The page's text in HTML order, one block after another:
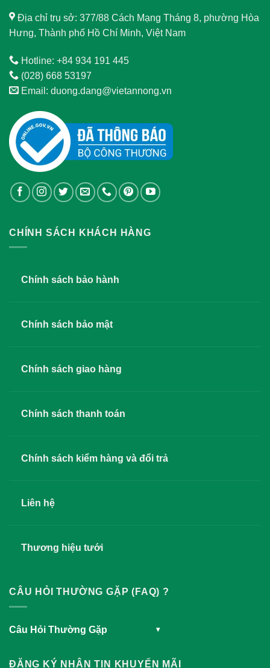
Địa chỉ trụ sở: 377/88 Cách Mạng Tháng 8, phường Hòa
Hưng, Thành phố Hồ Chí Minh, Việt Nam
Hotline: +84 934 191 445
(028) 668 53197
Email: duong.dang@vietannong.vn
CHÍNH SÁCH KHÁCH HÀNG
Chính sách bảo hành
Chính sách bảo mật
Chính sách giao hàng
Chính sách thanh toán
Chính sách kiểm hàng và đổi trả
Liên hệ
Thương hiệu tưới
CÂU HỎI THƯỜNG GẶP (FAQ) ?
Câu Hỏi Thường Gặp ▾
ĐĂNG KÝ NHẬN TIN KHUYẾN MÃI